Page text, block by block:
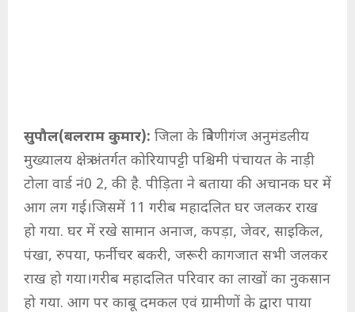
सुपौल(बलराम कुमार): जिला के त्रिवेणीगंज अनुमंडलीय
मुख्यालय क्षेत्र अंतर्गत कोरियापट्टी पश्चिमी पंचायत के नाड़ी
टोला वार्ड नं0 2, की है. पीड़िता ने बताया की अचानक घर में
आग लग गई।जिसमें 11 गरीब महादलित घर जलकर राख
हो गया. घर में रखे सामान अनाज, कपड़ा, जेवर, साइकिल,
पंखा, रुपया, फर्नीचर बकरी, जरूरी कागजात सभी जलकर
राख हो गया।गरीब महादलित परिवार का लाखों का नुकसान
हो गया. आग पर काबू दमकल एवं ग्रामीणों के द्वारा पाया